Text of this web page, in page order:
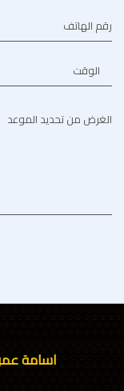
رقم الهاتف
الوقت
الغرض من تحديد الموعد
اسامة